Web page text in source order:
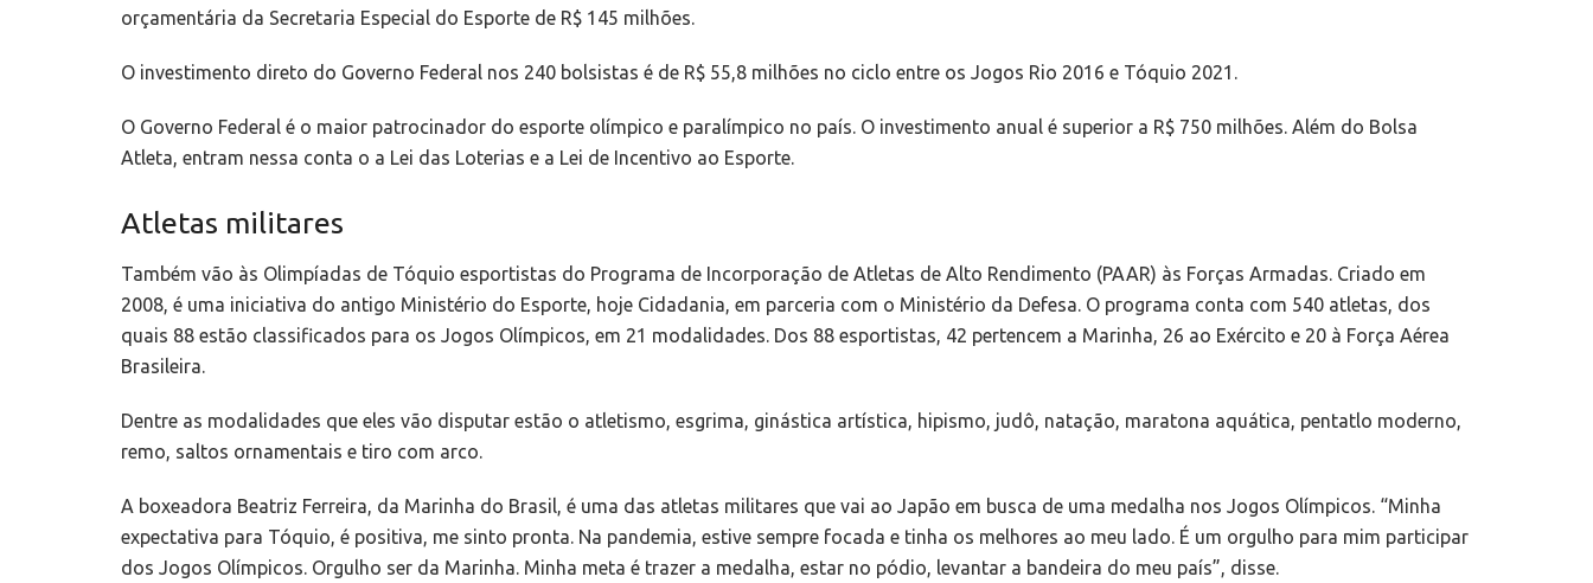
orçamentária da Secretaria Especial do Esporte de R$ 145 milhões.
O investimento direto do Governo Federal nos 240 bolsistas é de R$ 55,8 milhões no ciclo entre os Jogos Rio 2016 e Tóquio 2021.
O Governo Federal é o maior patrocinador do esporte olímpico e paralímpico no país. O investimento anual é superior a R$ 750 milhões. Além do Bolsa
Atleta, entram nessa conta o a Lei das Loterias e a Lei de Incentivo ao Esporte.
Atletas militares
Também vão às Olimpíadas de Tóquio esportistas do Programa de Incorporação de Atletas de Alto Rendimento (PAAR) às Forças Armadas. Criado em
2008, é uma iniciativa do antigo Ministério do Esporte, hoje Cidadania, em parceria com o Ministério da Defesa. O programa conta com 540 atletas, dos
quais 88 estão classificados para os Jogos Olímpicos, em 21 modalidades. Dos 88 esportistas, 42 pertencem a Marinha, 26 ao Exército e 20 à Força Aérea
Brasileira.
Dentre as modalidades que eles vão disputar estão o atletismo, esgrima, ginástica artística, hipismo, judô, natação, maratona aquática, pentatlo moderno,
remo, saltos ornamentais e tiro com arco.
A boxeadora Beatriz Ferreira, da Marinha do Brasil, é uma das atletas militares que vai ao Japão em busca de uma medalha nos Jogos Olímpicos. “Minha
expectativa para Tóquio, é positiva, me sinto pronta. Na pandemia, estive sempre focada e tinha os melhores ao meu lado. É um orgulho para mim participar
dos Jogos Olímpicos. Orgulho ser da Marinha. Minha meta é trazer a medalha, estar no pódio, levantar a bandeira do meu país”, disse.